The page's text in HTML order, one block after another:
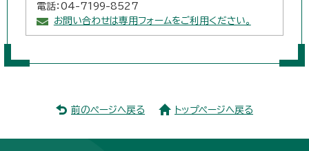
電話：04-7199-8527
お問い合わせは専用フォームをご利用ください。
前のページへ戻る トップページへ戻る